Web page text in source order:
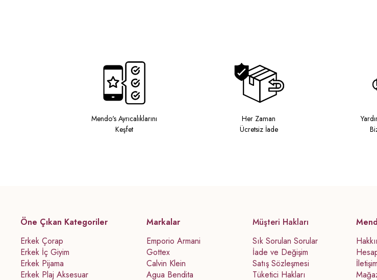
Mendo's Ayrıcalıklarını
Keşfet
Her Zaman
Ücretsiz İade
Öne Çıkan Kategoriler
Erkek Çorap
Erkek İç Giyim
Erkek Pijama
Erkek Plaj Aksesuar
Markalar
Emporio Armani
Gottex
Calvin Klein
Agua Bendita
Müşteri Hakları
Sık Sorulan Sorular
İade ve Değişim
Satış Sözleşmesi
Tüketici Hakları
İletişim